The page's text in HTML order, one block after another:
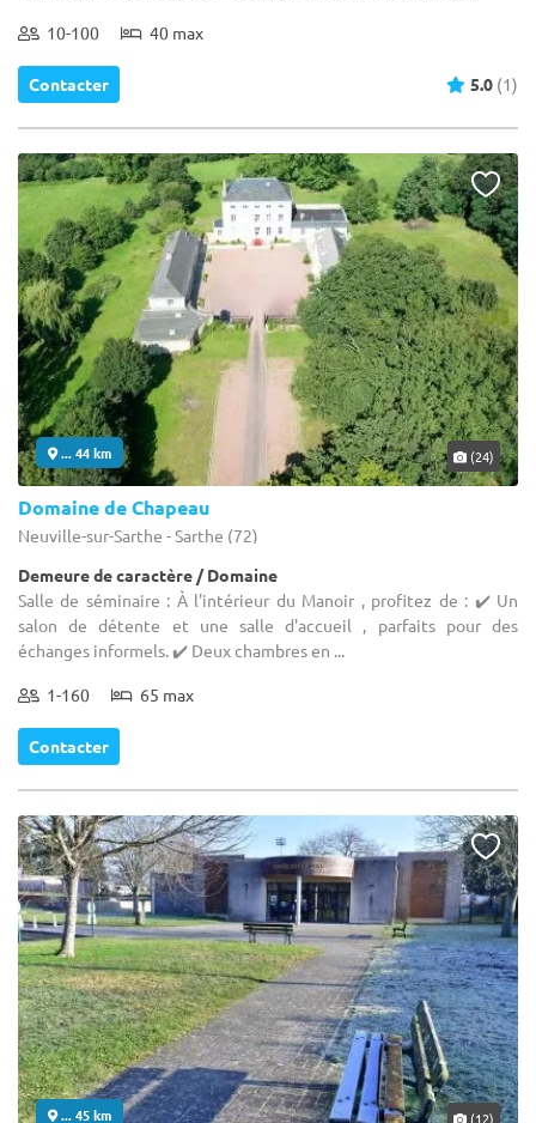
10-100 40 max
Contacter 5.0 (1)
... 44 km (24)
Domaine de Chapeau
Neuville-sur-Sarthe - Sarthe (72)
Demeure de caractère / Domaine
Salle de séminaire : À l'intérieur du Manoir , profitez de : ✔️ Un
salon de détente et une salle d'accueil , parfaits pour des
échanges informels. ✔️ Deux chambres en ...
1-160 65 max
Contacter
... 45 km (12)